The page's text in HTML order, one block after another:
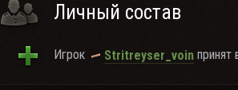
Личный состав
Игрок Stritreyser_voin принят